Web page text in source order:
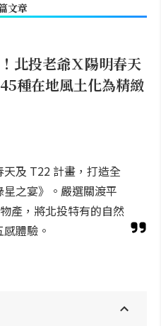
文章
北投老爺Ｘ陽明春天
種在地風土化為精緻
及 T22 計畫，打造全
之宴》。嚴選關渡平
產，將北投特有的自然
體驗。